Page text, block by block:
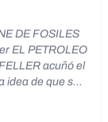
DE FOSILES
EL PETROLEO
idea de que se
MINERAL que